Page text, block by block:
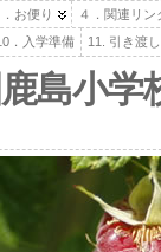
．お便り
４．関連リン
．入学準備 11. 引き渡
島小学